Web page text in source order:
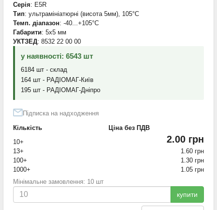
Серія: E5R
Тип: ультрамініатюрні (висота 5мм), 105°C
Темп. діапазон: -40...+105°С
Габарити: 5x5 мм
УКТЗЕД: 8532 22 00 00
у наявності: 6543 шт
6184 шт - склад
164 шт - РАДІОМАГ-Київ
195 шт - РАДІОМАГ-Дніпро
Підписка на надходження
Кількість
Ціна без ПДВ
10+
2.00 грн
13+
1.60 грн
100+
1.30 грн
1000+
1.05 грн
Мінімальне замовлення: 10 шт
купити